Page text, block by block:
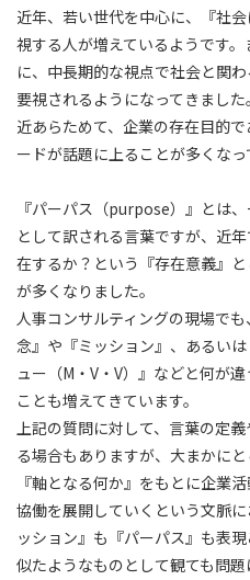
近年、若い世代を中心に、『社
視する人が増えているようです
に、中長期的な視点で社会と関
要視されるようになってきまし
近あらためて、企業の存在目的
ードが話題に上ることが多くなっ
『パーパス（purpose）』とは
として訳される言葉ですが、近
在するか？という『存在意義』
が多くなりました。
人事コンサルティングの現場で
念』や『ミッション』、あるい
ュー（M・V・V）』などと何が
ことも増えてきています。
上記の質問に対して、言葉の定
る場合もありますが、大まかに
『軸となる何か』をもとに企業
協働を展開していくという文脈
ッション』も『パーパス』も表
似たようなものとして観ても問題